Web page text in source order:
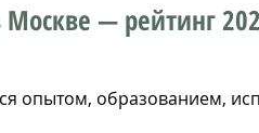
— рейтинг
опытом, образованием,